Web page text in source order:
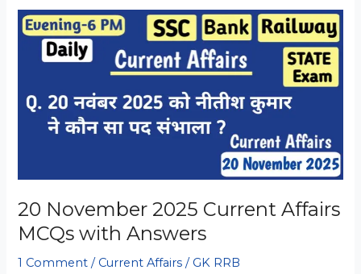
Current
Affairs
MCQs
RRB,
Bank
20 November 2025 Current Affairs
MCQs with Answers
1 Comment / Current Affairs / GK RRB